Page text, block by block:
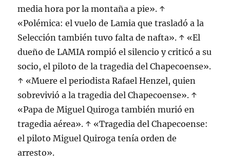
media hora por la montaña a pie». ↑
«Polémica: el vuelo de Lamia que trasladó a la
Selección también tuvo falta de nafta». ↑ «El
dueño de LAMIA rompió el silencio y criticó a su
socio, el piloto de la tragedia del Chapecoense».
↑ «Muere el periodista Rafael Henzel, quien
sobrevivió a la tragedia del Chapecoense». ↑
«Papa de Miguel Quiroga también murió en
tragedia aérea». ↑ «Tragedia del Chapecoense:
el piloto Miguel Quiroga tenía orden de
arresto».